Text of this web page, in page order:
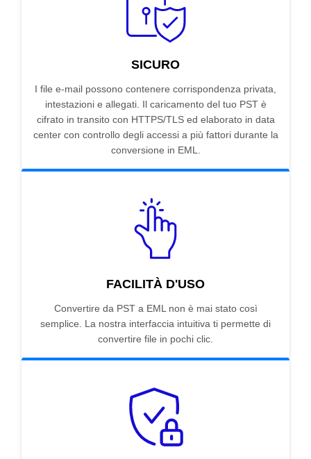
SICURO
I file e-mail possono contenere corrispondenza privata,
intestazioni e allegati. Il caricamento del tuo PST è
cifrato in transito con HTTPS/TLS ed elaborato in data
center con controllo degli accessi a più fattori durante la
conversione in EML.
FACILITÀ D'USO
Convertire da PST a EML non è mai stato così
semplice. La nostra interfaccia intuitiva ti permette di
convertire file in pochi clic.